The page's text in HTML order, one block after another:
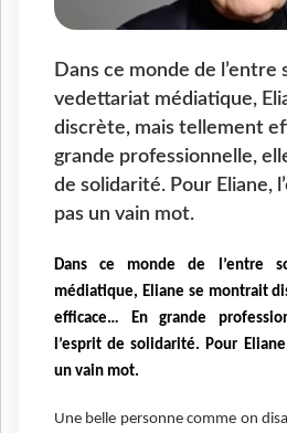
Dans ce monde de l’entre
vedettariat médiatique,
discrète, mais tellement
grande professionnelle,
de solidarité. Pour Eliane,
pas un vain mot.
Dans ce monde de l’entre
médiatique, Eliane se montrait
efficace… En grande
l’esprit de solidarité. Pour
un vain mot.
Une belle personne comme on